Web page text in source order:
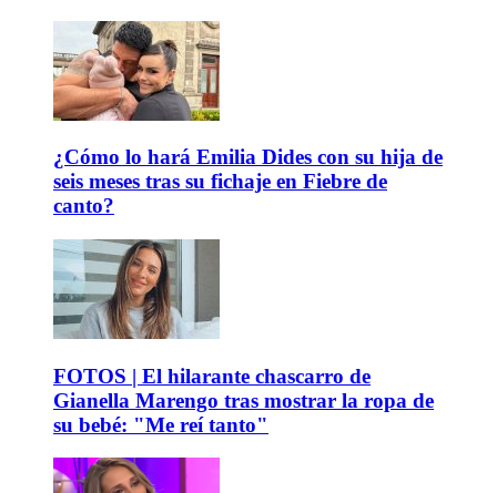
¿Cómo lo hará Emilia Dides con su hija de
seis meses tras su fichaje en Fiebre de
canto?
FOTOS | El hilarante chascarro de
Gianella Marengo tras mostrar la ropa de
su bebé: "Me reí tanto"